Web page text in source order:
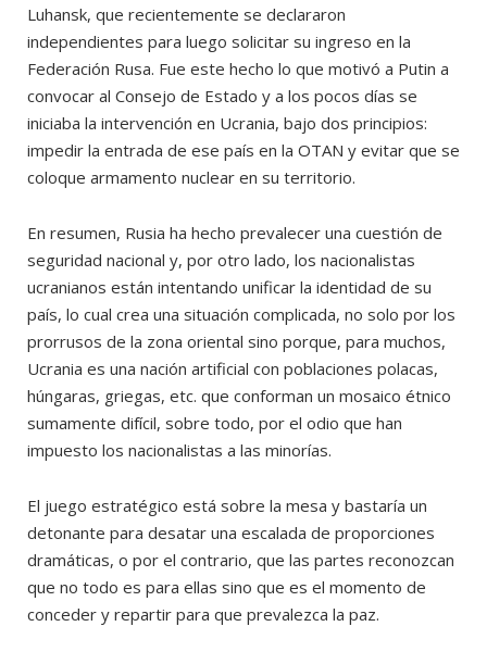
Luhansk, que recientemente se declararon
independientes para luego solicitar su ingreso en la
Federación Rusa. Fue este hecho lo que motivó a Putin a
convocar al Consejo de Estado y a los pocos días se
iniciaba la intervención en Ucrania, bajo dos principios:
impedir la entrada de ese país en la OTAN y evitar que se
coloque armamento nuclear en su territorio.
En resumen, Rusia ha hecho prevalecer una cuestión de
seguridad nacional y, por otro lado, los nacionalistas
ucranianos están intentando unificar la identidad de su
país, lo cual crea una situación complicada, no solo por los
prorrusos de la zona oriental sino porque, para muchos,
Ucrania es una nación artificial con poblaciones polacas,
húngaras, griegas, etc. que conforman un mosaico étnico
sumamente difícil, sobre todo, por el odio que han
impuesto los nacionalistas a las minorías.
El juego estratégico está sobre la mesa y bastaría un
detonante para desatar una escalada de proporciones
dramáticas, o por el contrario, que las partes reconozcan
que no todo es para ellas sino que es el momento de
conceder y repartir para que prevalezca la paz.